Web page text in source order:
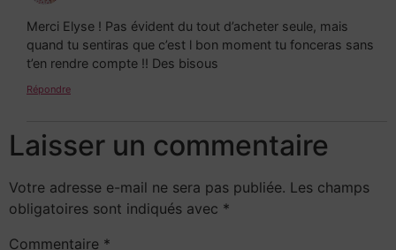
Merci Elyse ! Pas évident du tout d’acheter seule, mais
quand tu sentiras que c’est l bon moment tu fonceras sans
t’en rendre compte !! Des bisous
Répondre
Laisser un commentaire
Votre adresse e-mail ne sera pas publiée. Les champs
obligatoires sont indiqués avec *
Commentaire *